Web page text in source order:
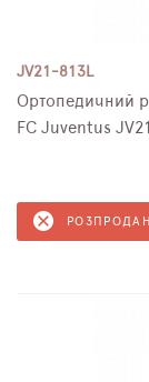
JV21-813L
Ортопедичний
FC Juventus